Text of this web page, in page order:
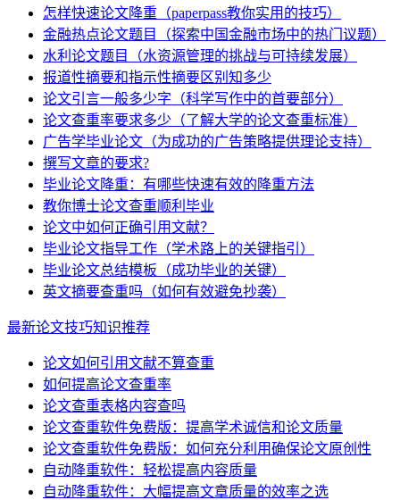
怎样快速论文降重（paperpass教你实用的技巧）
金融热点论文题目（探索中国金融市场中的热门议题）
水利论文题目（水资源管理的挑战与可持续发展）
报道性摘要和指示性摘要区别知多少
论文引言一般多少字（科学写作中的首要部分）
论文查重率要求多少（了解大学的论文查重标准）
广告学毕业论文（为成功的广告策略提供理论支持）
撰写文章的要求?
毕业论文降重：有哪些快速有效的降重方法
教你博士论文查重顺利毕业
论文中如何正确引用文献？
毕业论文指导工作（学术路上的关键指引）
毕业论文总结模板（成功毕业的关键）
英文摘要查重吗（如何有效避免抄袭）
最新论文技巧知识推荐
论文如何引用文献不算查重
如何提高论文查重率
论文查重表格内容查吗
论文查重软件免费版：提高学术诚信和论文质量
论文查重软件免费版：如何充分利用确保论文原创性
自动降重软件：轻松提高内容质量
自动降重软件：大幅提高文章质量的效率之选